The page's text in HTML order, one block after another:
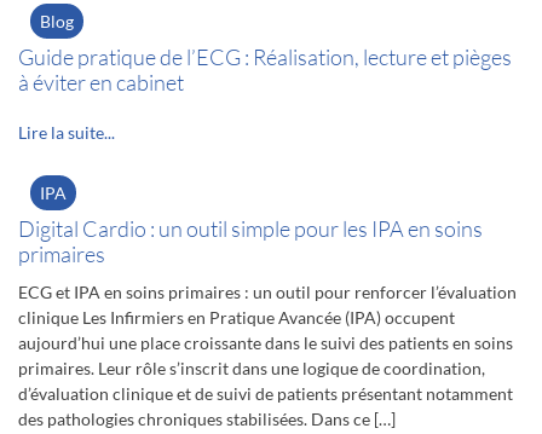
Blog
Guide pratique de l’ECG : Réalisation, lecture et pièges
à éviter en cabinet
Lire la suite...
IPA
Digital Cardio : un outil simple pour les IPA en soins
primaires
ECG et IPA en soins primaires : un outil pour renforcer l’évaluation
clinique Les Infirmiers en Pratique Avancée (IPA) occupent
aujourd’hui une place croissante dans le suivi des patients en soins
primaires. Leur rôle s’inscrit dans une logique de coordination,
d’évaluation clinique et de suivi de patients présentant notamment
des pathologies chroniques stabilisées. Dans ce […]